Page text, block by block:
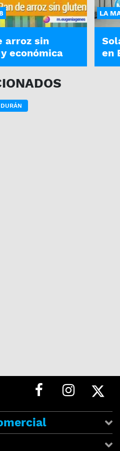
arroz sin
económica
LA
en